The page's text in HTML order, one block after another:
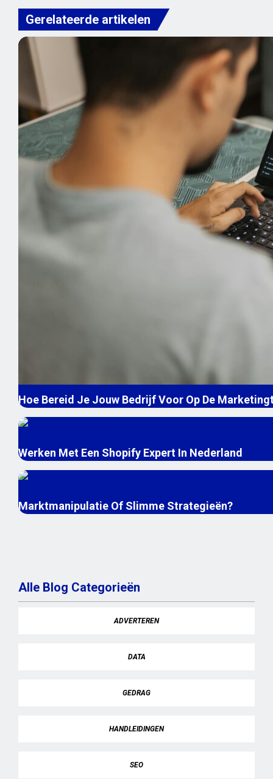
Gerelateerde artikelen
Hoe Bereid Je Jouw Bedrijf Voor Op De
Werken Met Een Shopify Expert In Nederland
Marktmanipulatie Of Slimme Strategieën?
Alle Blog Categorieën
ADVERTEREN
DATA
GEDRAG
HANDLEIDINGEN
SEO